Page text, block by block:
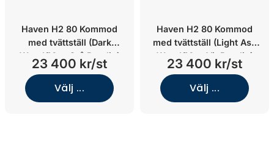
Haven H2 80 Kommod
med tvättställ (Dark
Wood/Matt Grå Porslin)
23 400 kr/st
Välj ...
Haven H2 80 Kommod
med tvättställ (Light Ash
Wood/Matt Vit Porslin)
23 400 kr/st
Välj ...